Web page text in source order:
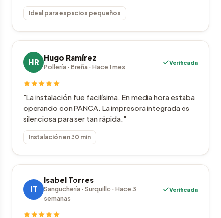
Ideal para espacios pequeños
HR Hugo Ramírez
Pollería · Breña · Hace 1 mes
Verificada
"La instalación fue facilísima. En media hora estaba
operando con PANCA. La impresora integrada es
silenciosa para ser tan rápida."
Instalación en 30 min
IT
Isabel Torres
Sanguchería · Surquillo · Hace 3
semanas
Verificada